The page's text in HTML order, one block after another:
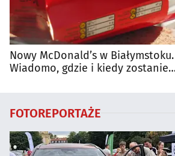
Nowy McDonald’s w Białymstoku.
Wiadomo, gdzie i kiedy zostanie
FOTOREPORTAŻE